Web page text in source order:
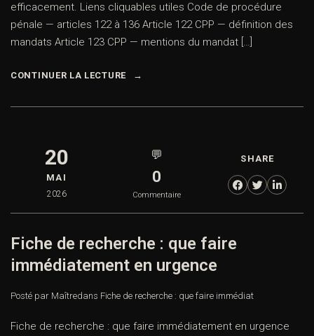
efficacement. Liens cliquables utiles Code de procédure
pénale — articles 122 à 136 Article 122 CPP — définition des
mandats Article 123 CPP — mentions du mandat […]
CONTINUER LA LECTURE
20
MAI
2026
💬
0
Commentaire
SHARE
Fiche de recherche : que faire
immédiatement en urgence
Posté par Maîtredans Fiche de recherche : que faire immédiat
Fiche de recherche : que faire immédiatement en urgence